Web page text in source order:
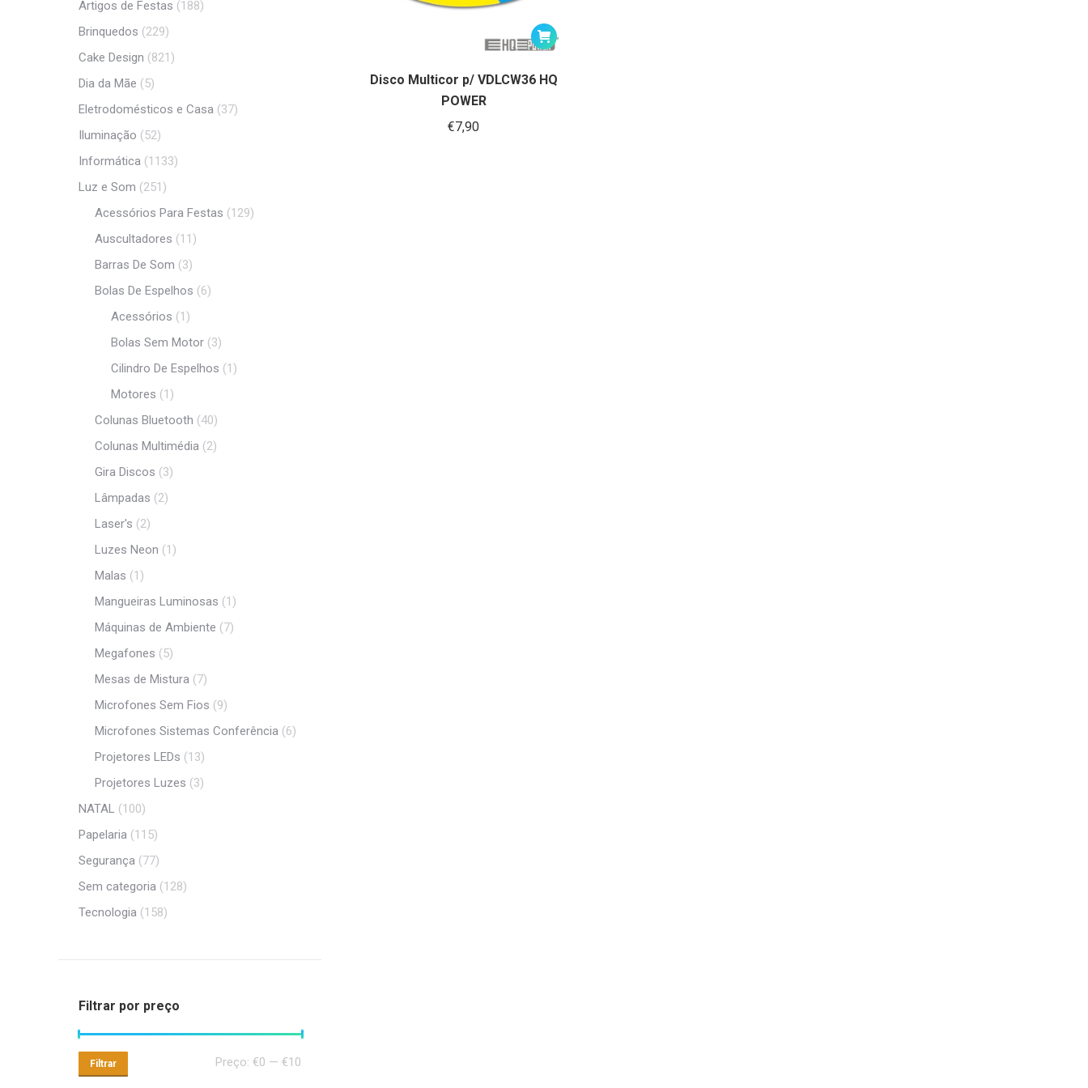
Disco Multicor p/ VDLCW36 HQ
POWER
€7,90
Artigos de Festas (188)
Brinquedos (229)
Cake Design (821)
Dia da Mãe (5)
Eletrodomésticos e Casa (37)
Iluminação (52)
Informática (1133)
Luz e Som (251)
Acessórios Para Festas (129)
Auscultadores (11)
Barras De Som (3)
Bolas De Espelhos (6)
Acessórios (1)
Bolas Sem Motor (3)
Cilindro De Espelhos (1)
Motores (1)
Colunas Bluetooth (40)
Colunas Multimédia (2)
Gira Discos (3)
Lâmpadas (2)
Laser's (2)
Luzes Neon (1)
Malas (1)
Mangueiras Luminosas (1)
Máquinas de Ambiente (7)
Megafones (5)
Mesas de Mistura (7)
Microfones Sem Fios (9)
Microfones Sistemas Conferência (6)
Projetores LEDs (13)
Projetores Luzes (3)
NATAL (100)
Papelaria (115)
Segurança (77)
Sem categoria (128)
Tecnologia (158)
Filtrar por preço
Filtrar Preço: €0 — €10